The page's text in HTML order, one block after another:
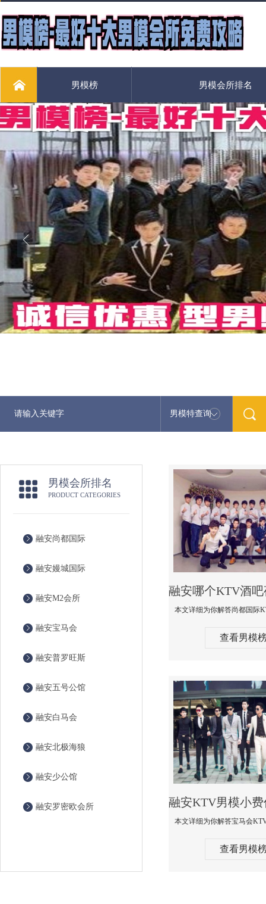
男模榜 男模会所排名
男模特查询
男模会所排名
PRODUCT CATEGORIES
融安尚都国际
融安嫚城国际
融安M2会所
融安宝马会
融安普罗旺斯
融安五号公馆
融安白马会
融安北极海狼
融安少公馆
融安罗密欧会所
查看男模
查看男模